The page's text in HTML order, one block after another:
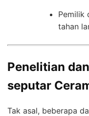
Pemilik
tahan
Penelitian
seputar
Tak asal, beberapa